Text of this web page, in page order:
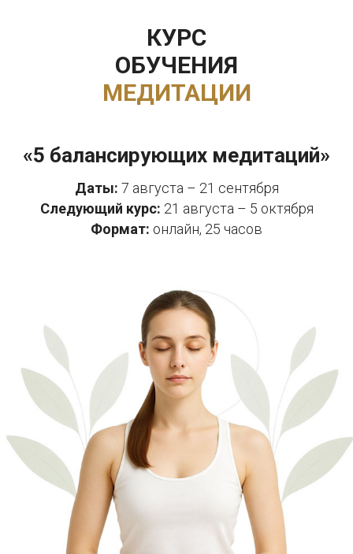
КУРС
ОБУЧЕНИЯ
МЕДИТАЦИИ
«5 балансирующих медитаций»
Даты: 7 августа – 21 сентября
Следующий курс: 21 августа – 5 октября
Формат: онлайн, 25 часов